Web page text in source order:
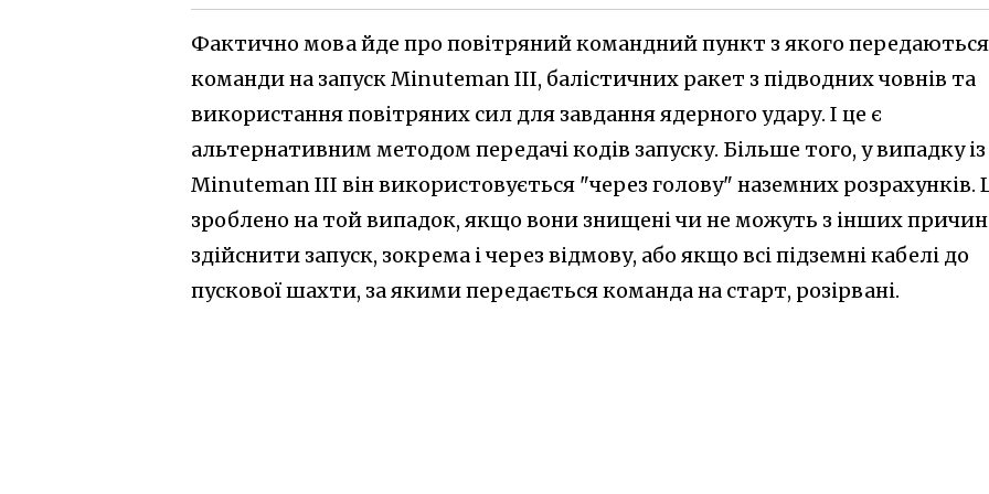
Фактично мова йде про повітряний командний пункт з якого передаються
команди на запуск Minuteman III, балістичних ракет з підводних човнів та
використання повітряних сил для завдання ядерного удару. І це є
альтернативним методом передачі кодів запуску. Більше того, у випадку із
Minuteman III він використовується "через голову" наземних розрахунків.
зроблено на той випадок, якщо вони знищені чи не можуть з інших причин
здійснити запуск, зокрема і через відмову, або якщо всі підземні кабелі до
пускової шахти, за якими передається команда на старт, розірвані.